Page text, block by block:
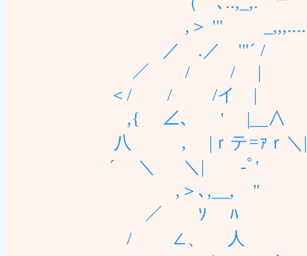
,＞ '"
／ .／ '"´ /
／ / / | | ｰ-
＜/ / /イ | |ヽ
,{ ∠、 ' |__∧ /|ｧ
八 , |ｒテ=ｧｒ＼|
´ ＼ ＼| ゞ-ﾟ' ""ﾚ'
,＞､,__,
／ ｿ ﾊ r‐
/ ∠、 人 ／